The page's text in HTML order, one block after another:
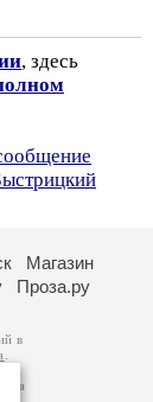
, здесь
Магазин
Проза.ру
в